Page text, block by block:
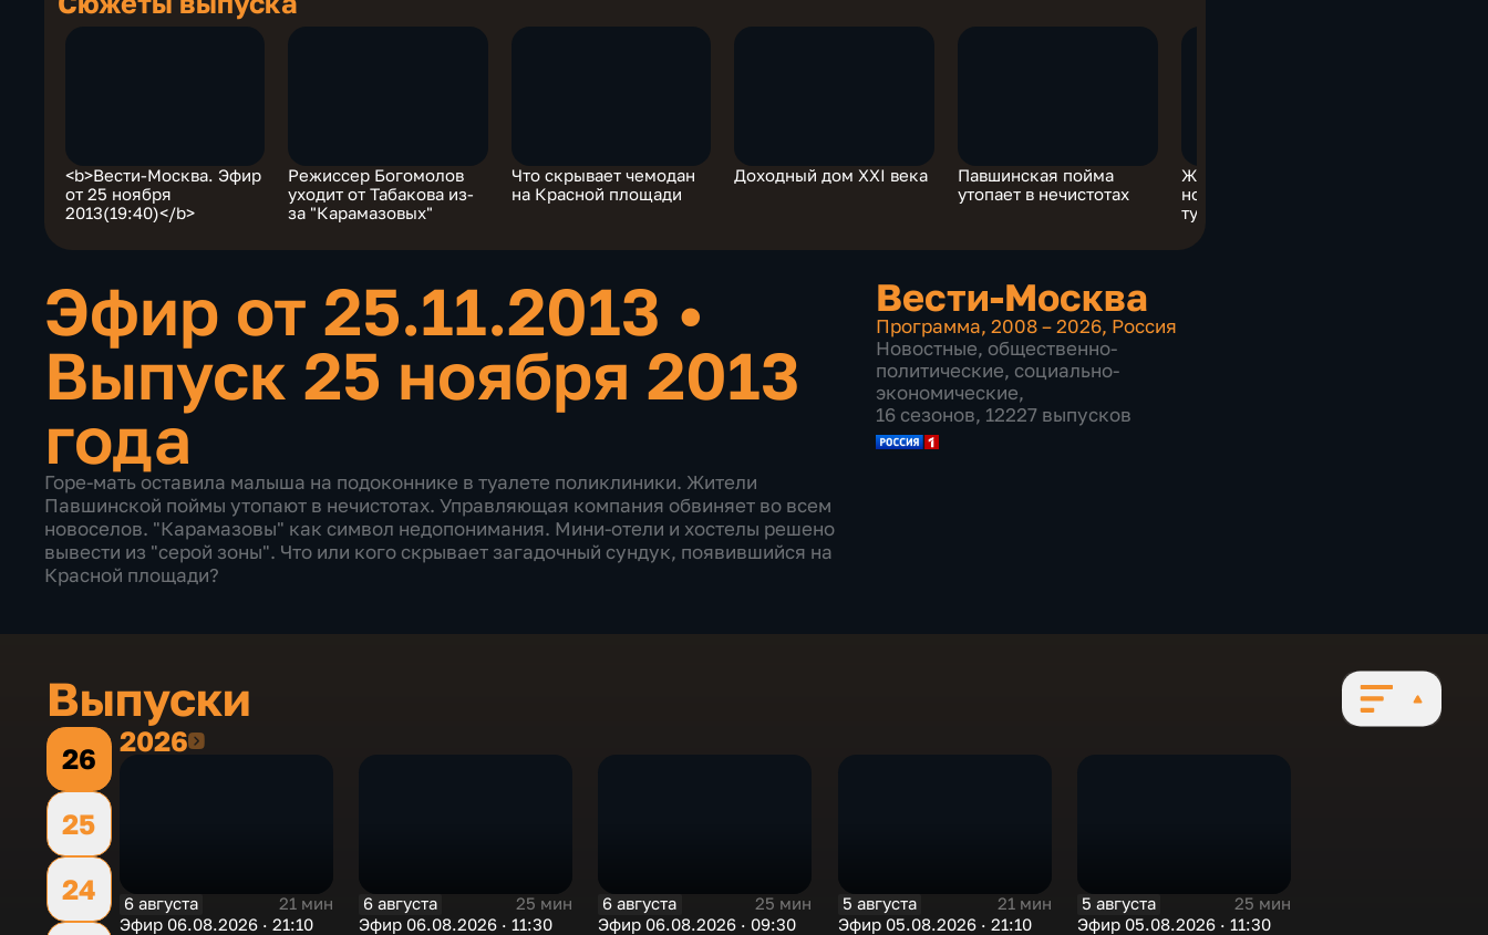
<b>Вести-Москва. Эфир
от 25 ноября
2013(19:40)</b>
Режиссер Богомолов
уходит от Табакова из-
за "Карамазовых"
Что скрывает чемодан
на Красной площади
Доходный дом XXI века
Павшинская пойма
утопает в нечистотах
Женщина подбросила
новорожденного в
туалет
Эфир от 25.11.2013 •
Выпуск 25 ноября 2013
года
Горе-мать оставила малыша на подоконнике в туалете поликлиники. Жители
Павшинской поймы утопают в нечистотах. Управляющая компания обвиняет во всем
новоселов. "Карамазовы" как символ недопонимания. Мини-отели и хостелы решено
вывести из "серой зоны". Что или кого скрывает загадочный сундук, появившийся на
Красной площади?
Вести-Москва
Программа, 2008 – 2026, Россия
Новостные, общественно-
политические, социально-
экономические,
16 сезонов, 12227 выпусков
Выпуски
26
25
24
20262026
6 августа
21 мин
Эфир 06.08.2026 · 21:10
6 августа
25 мин
Эфир 06.08.2026 · 11:30
6 августа
25 мин
Эфир 06.08.2026 · 09:30
5 августа
21 мин
Эфир 05.08.2026 · 21:10
5 августа
25 мин
Эфир 05.08.2026 · 11:30